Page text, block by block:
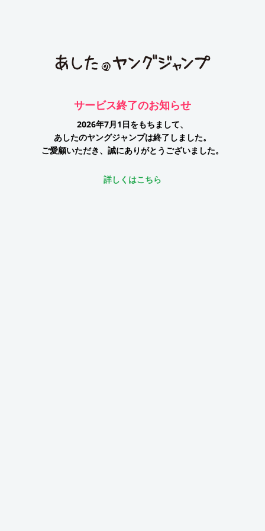
サービス終了のお知らせ
2026年7月1日をもちまして、
あしたのヤングジャンプは終了しました。
ご愛顧いただき、誠にありがとうございました。
詳しくはこちら